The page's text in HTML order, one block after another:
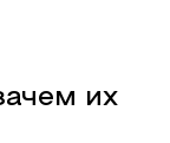
их